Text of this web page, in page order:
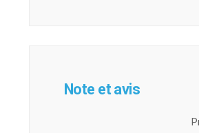
Note et avis